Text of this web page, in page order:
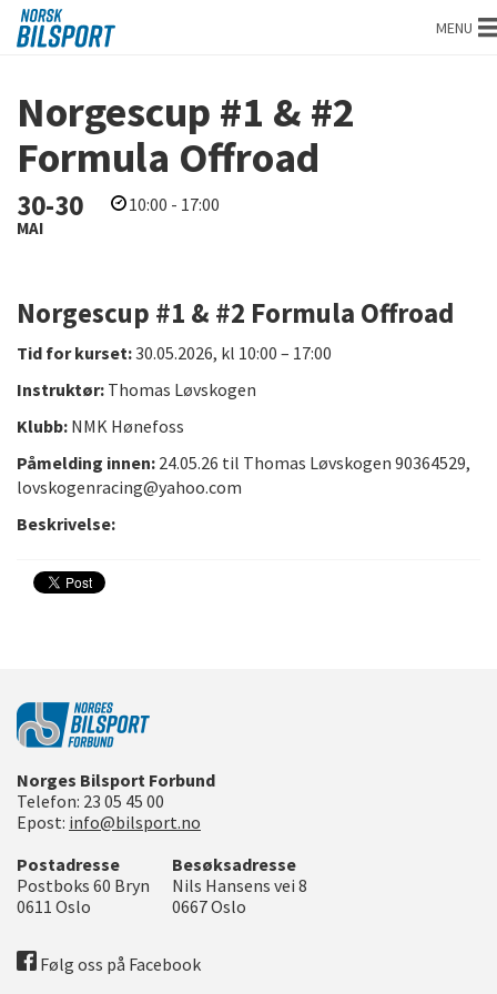
Norsk
bilsport MENU
Norgescup #1 & #2
Formula Offroad
30-30
MAI
10:00 - 17:00
Norgescup #1 & #2 Formula Offroad
Tid for kurset:30.05.2026, kl 10:00 – 17:00
Instruktør: Thomas Løvskogen
Klubb: NMK Hønefoss
Påmelding innen: 24.05.26 til Thomas Løvskogen 90364529,
lovskogenracing@yahoo.com
Beskrivelse:
Norges Bilsport Forbund
Telefon: 23 05 45 00
Epost: info@bilsport.no
Postadresse
Postboks 60 Bryn
0611 Oslo
Besøksadresse
Nils Hansens vei 8
0667Oslo
Følg oss på Facebook